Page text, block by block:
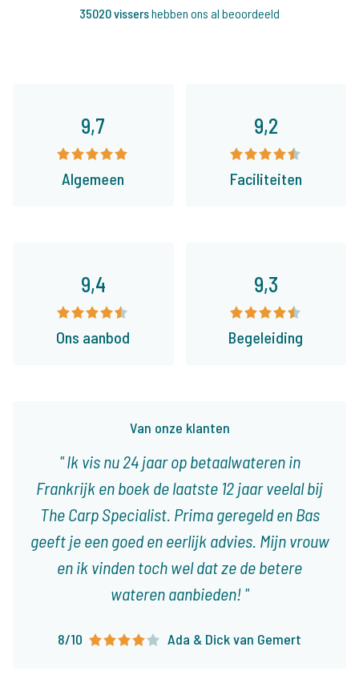
35020 vissershebben ons al beoordeeld
9,7
Algemeen
9,2
Faciliteiten
Van onze klanten
Ik vis nu 24 jaar op betaalwateren in
Frankrijk en boek de laatste 12 jaar veelal bij
The Carp Specialist. Prima geregeld en Bas
geeft je een goed en eerlijk advies. Mijn vrouw
en ik vinden toch wel dat ze de betere
wateren aanbieden!
8/10 Ada & Dick van Gemert
9,4
Ons aanbod
9,3
Begeleiding